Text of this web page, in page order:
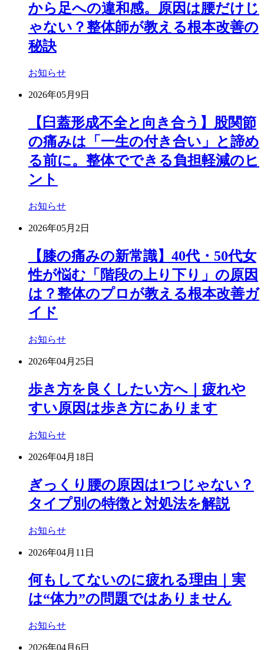
から足への違和感。原因は腰だけじ
ゃない？整体師が教える根本改善の
秘訣
お知らせ
2026年05月9日
【臼蓋形成不全と向き合う】股関節
の痛みは「一生の付き合い」と諦め
る前に。整体でできる負担軽減のヒ
ント
お知らせ
2026年05月2日
【膝の痛みの新常識】40代・50代女
性が悩む「階段の上り下り」の原因
は？整体のプロが教える根本改善ガ
イド
お知らせ
2026年04月25日
歩き方を良くしたい方へ｜疲れや
すい原因は歩き方にあります
お知らせ
2026年04月18日
ぎっくり腰の原因は1つじゃない？
タイプ別の特徴と対処法を解説
お知らせ
2026年04月11日
何もしてないのに疲れる理由｜実
は“体力”の問題ではありません
お知らせ
2026年04月6日